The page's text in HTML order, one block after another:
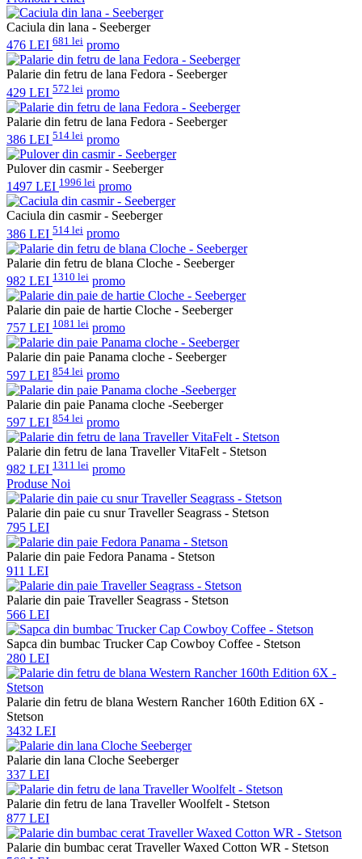
Caciula din lana - Seeberger
476 LEI 681 lei promo
Palarie din fetru de lana Fedora - Seeberger
429 LEI 572 lei promo
Palarie din fetru de lana Fedora - Seeberger
386 LEI 514 lei promo
Pulover din casmir - Seeberger
1497 LEI 1996 lei promo
Caciula din casmir - Seeberger
386 LEI 514 lei promo
Palarie din fetru de blana Cloche - Seeberger
982 LEI 1310 lei promo
Palarie din paie de hartie Cloche - Seeberger
757 LEI 1081 lei promo
Palarie din paie Panama cloche - Seeberger
597 LEI 854 lei promo
Palarie din paie Panama cloche -Seeberger
597 LEI 854 lei promo
Palarie din fetru de lana Traveller VitaFelt - Stetson
982 LEI 1311 lei promo
Produse Noi
Palarie din paie cu snur Traveller Seagrass - Stetson
795 LEI
Palarie din paie Fedora Panama - Stetson
911 LEI
Palarie din paie Traveller Seagrass - Stetson
566 LEI
Sapca din bumbac Trucker Cap Cowboy Coffee - Stetson
280 LEI
Palarie din fetru de blana Western Rancher 160th Edition 6X -
Stetson
3432 LEI
Palarie din lana Cloche Seeberger
337 LEI
Palarie din fetru de lana Traveller Woolfelt - Stetson
877 LEI
Palarie din bumbac cerat Traveller Waxed Cotton WR - Stetson